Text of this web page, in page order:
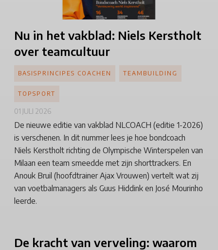
Nu in het vakblad: Niels Kerstholt
over teamcultuur
De nieuwe editie van vakblad NLCOACH (editie 1-2026)
is verschenen. In dit nummer lees je hoe bondcoach
Niels Kerstholt richting de Olympische Winterspelen van
Milaan een team smeedde met zijn shorttrackers. En
Anouk Bruil (hoofdtrainer Ajax Vrouwen) vertelt wat zij
van voetbalmanagers als Guus Hiddink en José Mourinho
leerde.
BASISPRINCIPES COACHEN TEAMBUILDING
TOPSPORT
01 JULI 2026
De kracht van verveling: waarom